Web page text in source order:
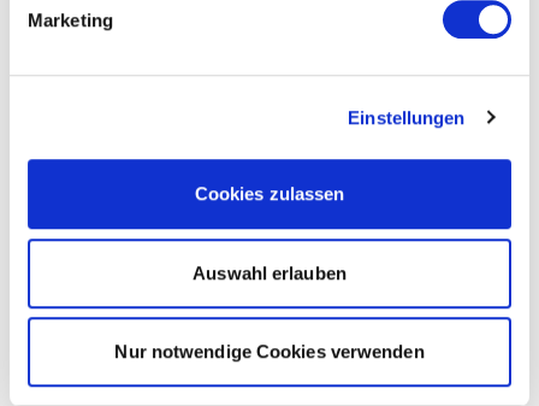
Marketing
Einstellungen
Cookies zulassen
Auswahl erlauben
Nur notwendige Cookies verwenden